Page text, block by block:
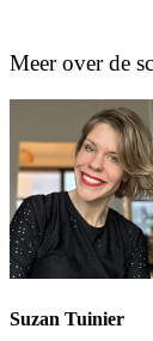
Meer over de
Suzan Tuinier